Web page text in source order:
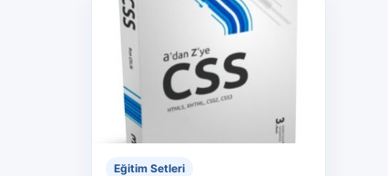
Eğitim Setleri